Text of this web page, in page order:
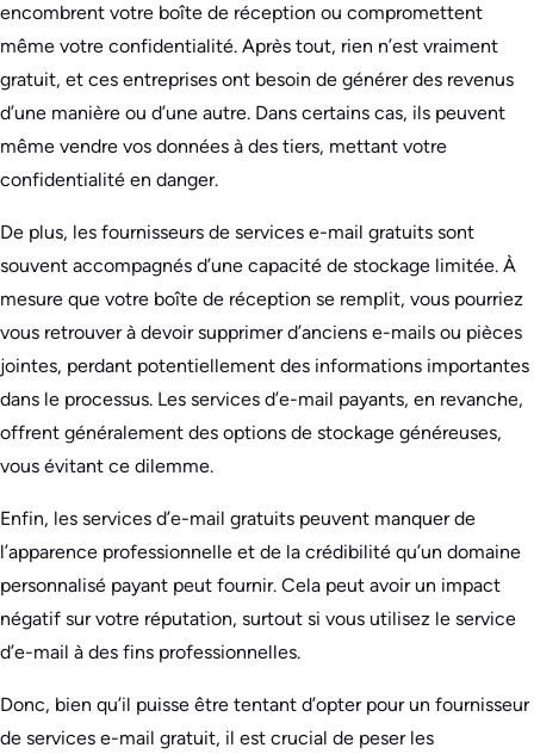
encombrent votre boîte de réception ou compromettent
même votre confidentialité. Après tout, rien n’est vraiment
gratuit, et ces entreprises ont besoin de générer des revenus
d’une manière ou d’une autre. Dans certains cas, ils peuvent
même vendre vos données à des tiers, mettant votre
confidentialité en danger.
De plus, les fournisseurs de services e-mail gratuits sont
souvent accompagnés d’une capacité de stockage limitée. À
mesure que votre boîte de réception se remplit, vous pourriez
vous retrouver à devoir supprimer d’anciens e-mails ou pièces
jointes, perdant potentiellement des informations importantes
dans le processus. Les services d’e-mail payants, en revanche,
offrent généralement des options de stockage généreuses,
vous évitant ce dilemme.
Enfin, les services d’e-mail gratuits peuvent manquer de
l’apparence professionnelle et de la crédibilité qu’un domaine
personnalisé payant peut fournir. Cela peut avoir un impact
négatif sur votre réputation, surtout si vous utilisez le service
d’e-mail à des fins professionnelles.
Donc, bien qu’il puisse être tentant d’opter pour un fournisseur
de services e-mail gratuit, il est crucial de peser les